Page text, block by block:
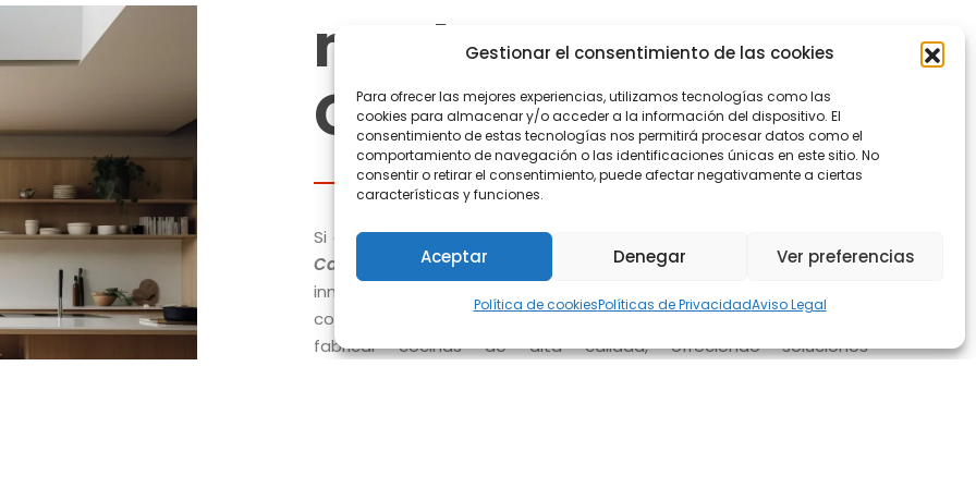
Gestionar el consentimiento de las cookies
Para ofrecer las mejores experiencias, utilizamos tecnologías como las
cookies para almacenar y/o acceder a la información del dispositivo. El
consentimiento de estas tecnologías nos permitirá procesar datos como el
comportamiento de navegación o las identificaciones únicas en este sitio. No
consentir o retirar el consentimiento, puede afectar negativamente a ciertas
características y funciones.
Aceptar Denegar Ver preferencias
Política de cookiesPolíticas de PrivacidadAviso Legal
modernas en
Carcaixent
Si estás en la búsqueda de una
Carcaixent
, ya sea para disfrutar de la funcionalidad y el diseño
innovador, te invitamos a explorar nuestra exclusiva gama de
cocinas en Alzira. En nuestra empresa, nos dedicamos a diseñar y
fabricar cocinas de alta calidad, ofreciendo soluciones